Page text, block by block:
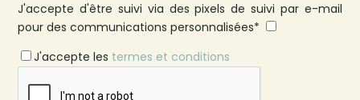
J'accepte d'être suivi via des pixels de suivi par e-mail
pour des communications personnalisées*
J'accepte les termes et conditions